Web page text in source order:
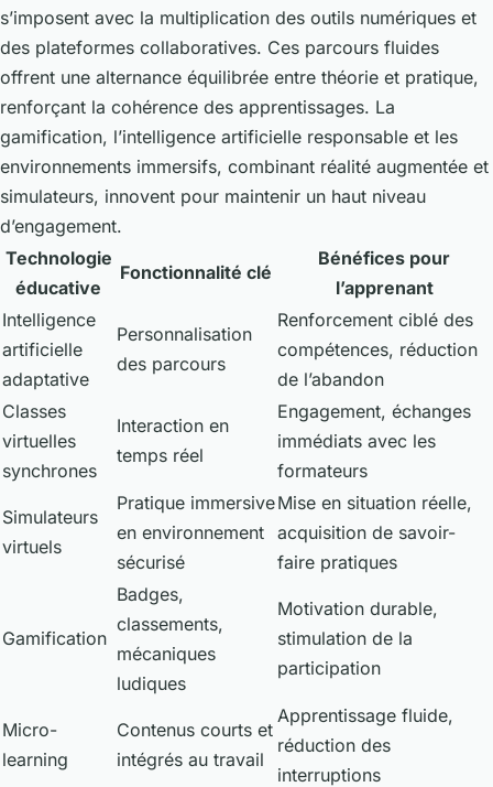
s’imposent avec la multiplication des outils numériques et
des plateformes collaboratives. Ces parcours fluides
offrent une alternance équilibrée entre théorie et pratique,
renforçant la cohérence des apprentissages. La
gamification, l’intelligence artificielle responsable et les
environnements immersifs, combinant réalité augmentée et
simulateurs, innovent pour maintenir un haut niveau
d’engagement.
Technologie
éducative
Fonctionnalité clé
Bénéfices pour
l’apprenant
Intelligence
artificielle
adaptative
Personnalisation
des parcours
Renforcement ciblé des
compétences, réduction
de l’abandon
Classes
virtuelles
synchrones
Interaction en
temps réel
Engagement, échanges
immédiats avec les
formateurs
Simulateurs
virtuels
Pratique immersive
en environnement
sécurisé
Mise en situation réelle,
acquisition de savoir-
faire pratiques
Gamification
Badges,
classements,
mécaniques
ludiques
Motivation durable,
stimulation de la
participation
Micro-
learning
Contenus courts et
intégrés au travail
Apprentissage fluide,
réduction des
interruptions